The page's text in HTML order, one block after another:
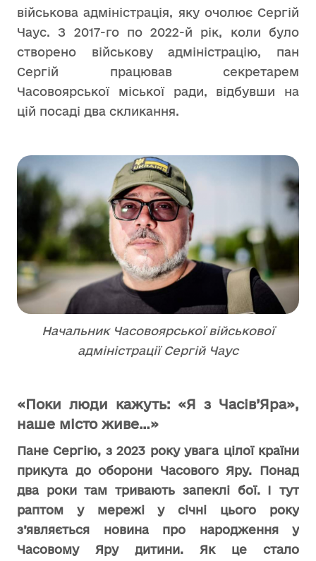
військова адміністрація, яку очолює Сергій
Чаус. З 2017-го по 2022-й рік, коли було
створено військову адміністрацію, пан
Сергій працював секретарем
Часовоярської міської ради, відбувши на
цій посаді два скликання.
Начальник Часовоярської військової
адміністрації Сергій Чаус
«Поки люди кажуть: «Я з Часів’Яра»,
наше місто живе…»
Пане Сергію, з 2023 року увага цілої країни
прикута до оборони Часового Яру. Понад
два роки там тривають запеклі бої. І тут
раптом у мережі у січні цього року
з’являється новина про народження у
Часовому Яру дитини. Як це стало